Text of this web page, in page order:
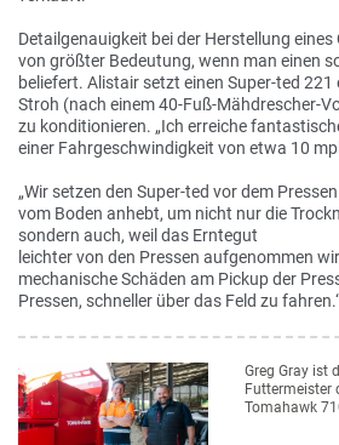
Detailgenauigkeit bei der Herstellung
von größter Bedeutung, wenn man einen
beliefert. Alistair setzt einen Super-ted 221
Stroh (nach einem 40-Fuß-Mähdrescher-
zu konditionieren. „Ich erreiche
einer Fahrgeschwindigkeit von etwa 10
„Wir setzen den Super-ted vor dem
vom Boden anhebt, um nicht nur die
sondern auch, weil das Erntegut
leichter von den Pressen aufgenommen
mechanische Schäden am Pickup der
Pressen, schneller über das Feld zu
Greg Gray ist
Futtermeister
Tomahawk